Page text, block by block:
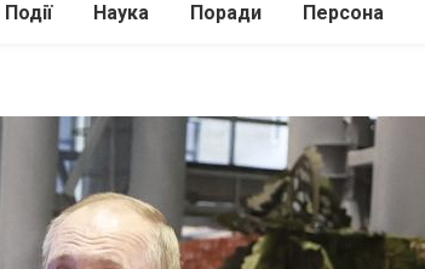
Події
Інше
Наука
Психологія
Поради
Здоров’я
Сад-Город
Персона